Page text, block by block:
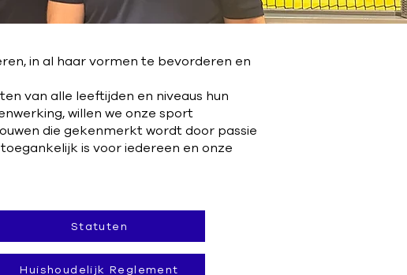
in al haar vormen te bevorderen en
van alle leeftijden en niveaus hun
willen we onze sport
die gekenmerkt wordt door passie
is voor iedereen en onze
Statuten
Huishoudelijk Reglement